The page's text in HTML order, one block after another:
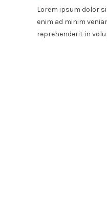
Lorem ipsum dolor
enim ad minim
reprehenderit in